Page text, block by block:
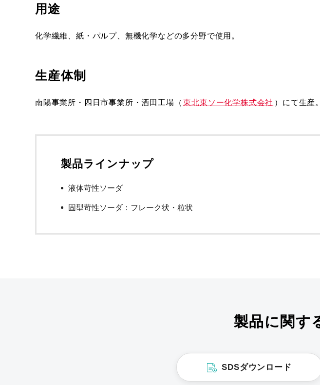
用途
化学繊維、紙・パルプ、無機化学などの多分野で使用。
生産体制
南陽事業所・四日市事業所・酒田工場（ 東北東ソー化学株式会社 ）にて生産。
製品ラインナップ
液体苛性ソーダ
固型苛性ソーダ：フレーク状・粒状
製品に関す
SDSダウンロード